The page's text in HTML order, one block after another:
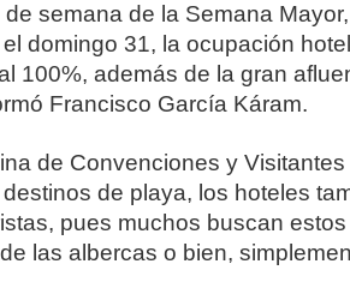
semana de la Semana
domingo 31, la ocupación
100%, además de la gran
Francisco García Káram.
de Convenciones y
de playa, los hoteles
pues muchos buscan
las albercas o bien,